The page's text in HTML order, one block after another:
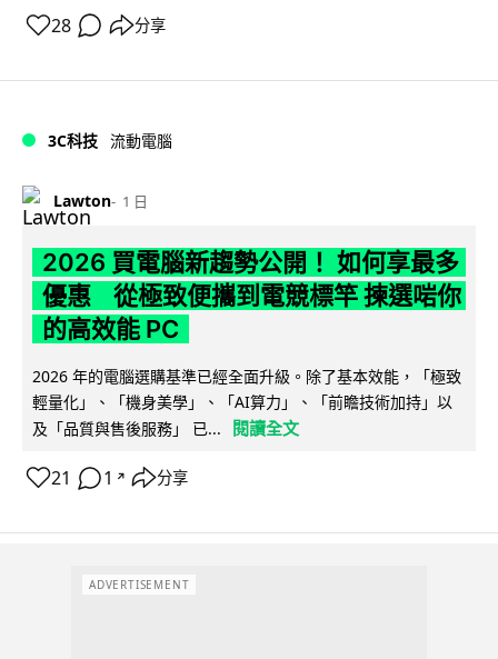
28 分享
3C科技 流動電腦
Lawton 1 日
2026 買電腦新趨勢公開！ 如何享最多
優惠 從極致便攜到電競標竿 揀選啱你
的高效能 PC
2026 年的電腦選購基準已經全面升級。除了基本效能，「極致
輕量化」、「機身美學」、「AI算力」、「前瞻技術加持」以
及「品質與售後服務」 已...
閱讀全文
21 1 ↗ 分享
ADVERTISEMENT